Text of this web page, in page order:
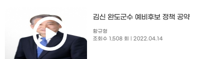
김신 완도군수 예비후보 정책 공약
황규형
조회수 1,508 회
| 2022.04.14